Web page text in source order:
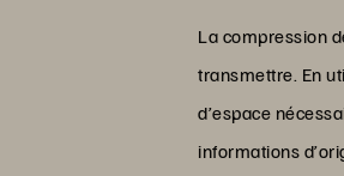
La compression
transmettre. En
d’espace
informations